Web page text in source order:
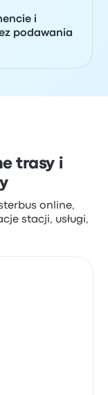
i
podawania
trasy i
online,
stacji, usługi,